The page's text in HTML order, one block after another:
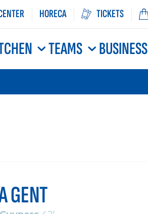
HORECA TICKETS
TEAMS BUSINESS
GENT